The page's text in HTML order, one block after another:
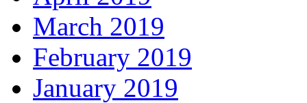
March 2019
February 2019
January 2019